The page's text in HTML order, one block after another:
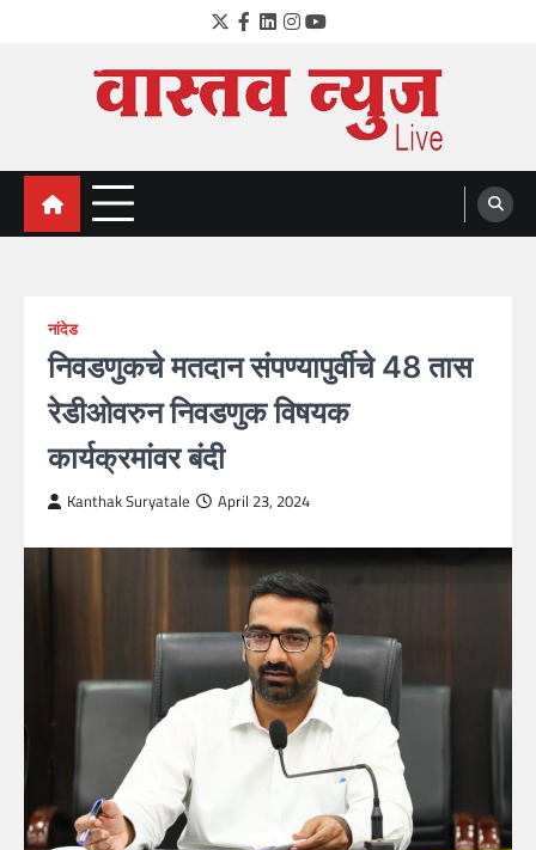
Twitter
Facebook
LinkedIn
Instagram
YouTube
VastavNEWSLive.com
a leading NEWS portal of Maharahstra
नांदेड
निवडणुकचे मतदान संपण्यापुर्वीचे 48 तास
रेडीओवरुन निवडणुक विषयक
कार्यक्रमांवर बंदी
Kanthak Suryatale April 23, 2024